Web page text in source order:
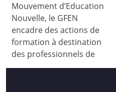
Mouvement d’Education
Nouvelle, le GFEN
encadre des actions de
formation à destination
des professionnels de